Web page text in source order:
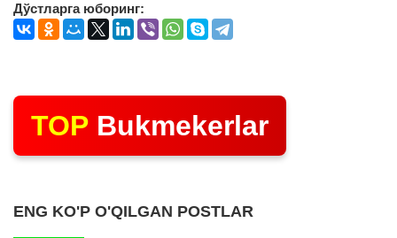
Дўстларга юборинг:
TOP Bukmekerlar
ENG KO'P O'QILGAN POSTLAR